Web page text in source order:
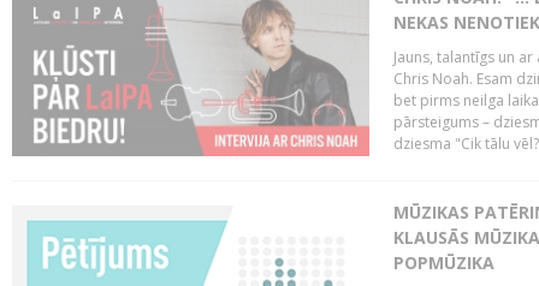
NEKAS
Jauns, talantīgs un
Chris Noah. Esam
bet pirms neilga
pārsteigums –
dziesma "Cik tālu
MŪZIKAS
KLAUSĀS
POPMŪZIKA